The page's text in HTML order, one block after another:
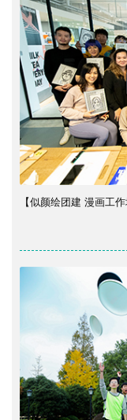
【似颜绘团建 漫画工